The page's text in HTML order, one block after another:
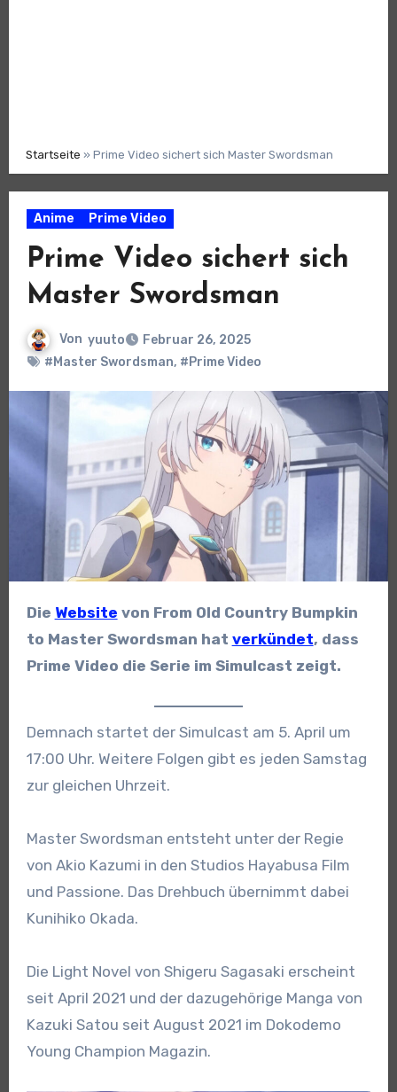
Startseite » Prime Video sichert sich Master Swordsman
Anime Prime Video
Prime Video sichert sich
Master Swordsman
Von yuuto
Februar 26, 2025
#Master Swordsman, #Prime Video
Die Website von From Old Country Bumpkin
to Master Swordsman hat verkündet, dass
Prime Video die Serie im Simulcast zeigt.
Demnach startet der Simulcast am 5. April um
17:00 Uhr. Weitere Folgen gibt es jeden Samstag
zur gleichen Uhrzeit.
Master Swordsman entsteht unter der Regie
von Akio Kazumi in den Studios Hayabusa Film
und Passione. Das Drehbuch übernimmt dabei
Kunihiko Okada.
Die Light Novel von Shigeru Sagasaki erscheint
seit April 2021 und der dazugehörige Manga von
Kazuki Satou seit August 2021 im Dokodemo
Young Champion Magazin.